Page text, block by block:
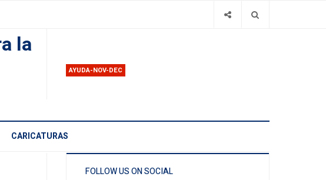
la
AYUDA-NOV-DEC
CARICATURAS
FOLLOW US ON SOCIAL